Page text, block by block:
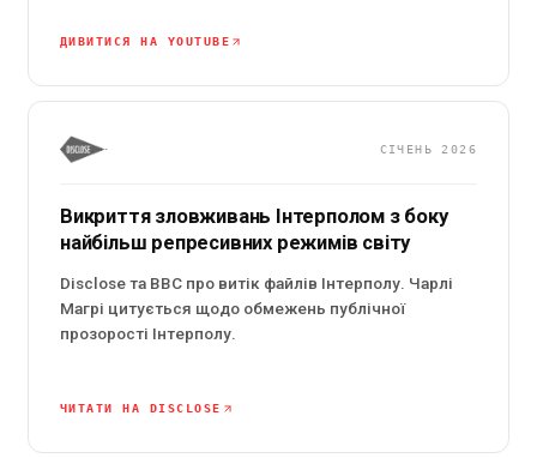
ДИВИТИСЯ НА YOUTUBE
СІЧЕНЬ 2026
Викриття зловживань Інтерполом з боку
найбільш репресивних режимів світу
Disclose та BBC про витік файлів Інтерполу. Чарлі
Магрі цитується щодо обмежень публічної
прозорості Інтерполу.
ЧИТАТИ НА DISCLOSE